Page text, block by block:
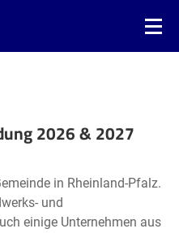
2026 & 2027
Leaflet | ©OpenStreetMap2contributors
in Rheinland-Pfalz.
und
einige Unternehmen aus